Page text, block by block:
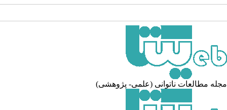
مطالعات ناتوانی (علمی- پژوهشی)